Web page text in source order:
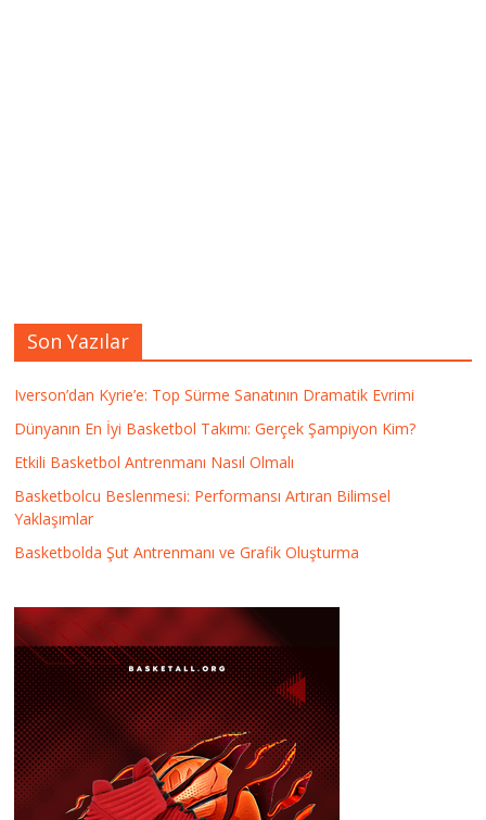
Son Yazılar
Iverson’dan Kyrie’e: Top Sürme Sanatının Dramatik Evrimi
Dünyanın En İyi Basketbol Takımı: Gerçek Şampiyon Kim?
Etkili Basketbol Antrenmanı Nasıl Olmalı
Basketbolcu Beslenmesi: Performansı Artıran Bilimsel
Yaklaşımlar
Basketbolda Şut Antrenmanı ve Grafik Oluşturma